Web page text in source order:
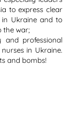
to express clear
Ukraine and to
the war;
and professional
in Ukraine.
and bombs!